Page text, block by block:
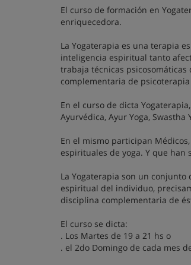
El curso de formación en
enriquecedora.
La Yogaterapia es una terapia
inteligencia espiritual tanto
trabaja técnicas
complementaria de
En el curso de dicta
Ayurvédica, Ayur Yoga,
En el mismo participan
espirituales de yoga. Y que
La Yogaterapia son un
espiritual del individuo,
disciplina complementaria de
El curso se dicta:
. Los Martes de 19 a 21 hs o
. el 2do Domingo de cada mes